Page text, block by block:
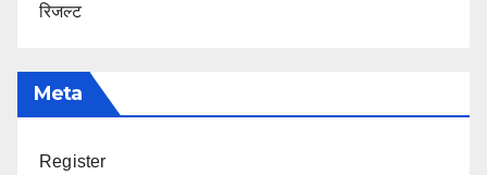
रिजल्ट
Meta
Register